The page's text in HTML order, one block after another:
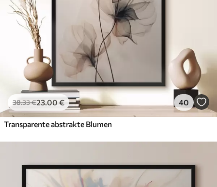
38.33€23.00 € 40
Transparente abstrakte Blumen